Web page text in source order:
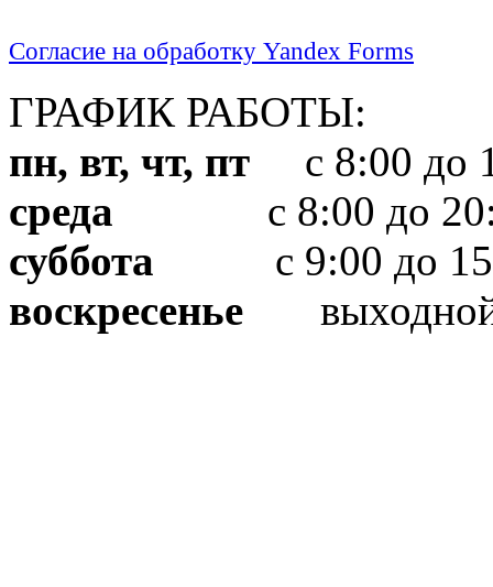
Согласие на обработку Yandex Forms
ГРАФИК РАБОТЫ:
пн, вт, чт, пт с 8:00 до
среда с 8:00 до
суббота с 9:00 до
воскресенье